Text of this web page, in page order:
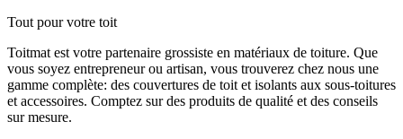
Tout pour votre toit
Toitmat est votre partenaire grossiste en matériaux de toiture. Que
vous soyez entrepreneur ou artisan, vous trouverez chez nous une
gamme complète: des couvertures de toit et isolants aux sous-toitures
et accessoires. Comptez sur des produits de qualité et des conseils
sur mesure.